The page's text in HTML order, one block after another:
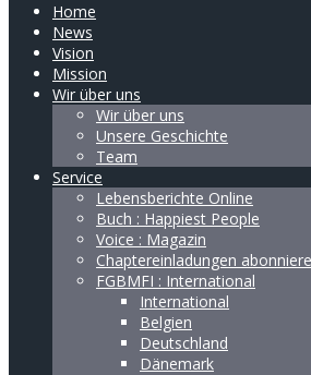
Home
News
Vision
Mission
Wir über uns
Wir über uns
Unsere Geschichte
Team
Service
Lebensberichte Online
Buch : Happiest People
Voice : Magazin
Chaptereinladungen
FGBMFI : International
International
Belgien
Deutschland
Dänemark